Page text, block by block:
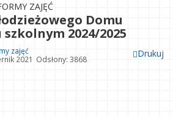
ZAJĘĆ
Domu
2024/2025
Drukuj
zajęć
2021 Odsłony: 3868